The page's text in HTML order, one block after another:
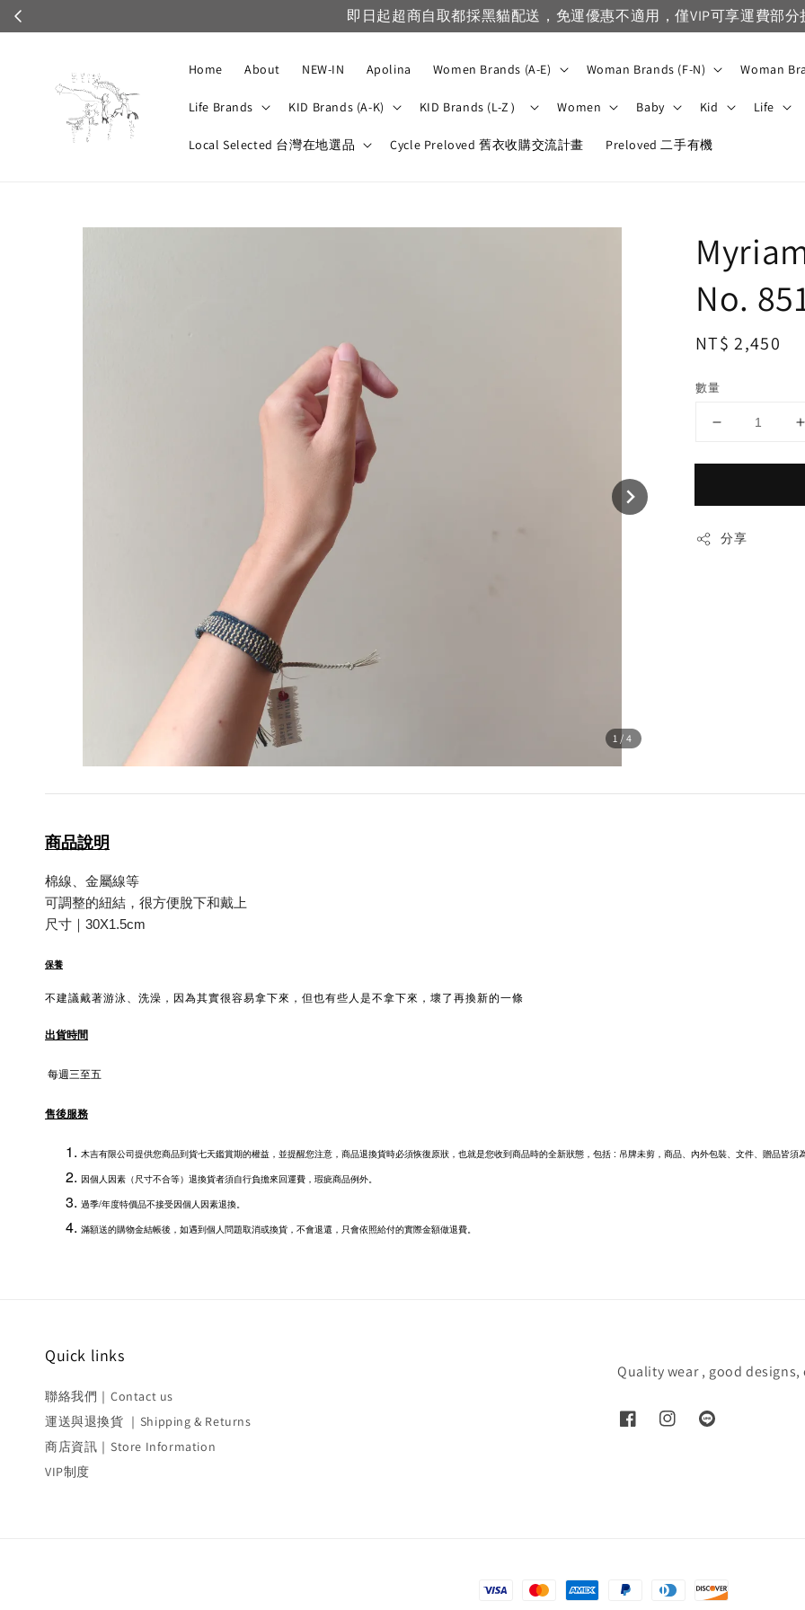
即日起超商自取都採黑貓配送，免運優惠不適用，僅VIP可享運費部分折扣
Home About NEW-IN Apolina Women Brands (A-E) Woman Brands (F-N) Woman
Life Brands KID Brands (A-K) KID Brands (L-Z） Women Baby Kid Life
Local Selected 台灣在地選品 Cycle Preloved 舊衣收購交流計畫 Preloved 二手有機
1 /4
No.
Regular
NT$ 2,450
數量
分享
商品說明
棉線、金屬線等
可調整的紐結，很方便脫下和戴上
尺寸｜30X1.5cm
保養
不建議戴著游泳、洗澡，因為其實很容易拿下來，但也有些人是不拿下來，壞了再換新的一條
出貨時間
每週三至五
售後服務
木吉有限公司提供您商品到貨七天鑑賞期的權益，並提醒您注意，商品退換貨時必須恢復原狀，也就是您收到商品時的全新狀態，包括 : 吊牌未剪，商品、內外包裝、文件、贈品皆須
因個人因素（尺寸不合等）退換貨者須自行負擔來回運費，瑕疵商品例外。
過季/年度特價品不接受因個人因素退換。
滿額送的購物金結帳後，如遇到個人問題取消或換貨，不會退還，只會依照給付的實際金額做退費。
Quick links
聯絡我們｜Contact us
運送與退換貨 ｜Shipping & Returns
商店資訊｜Store Information
VIP制度
Quality wear , good